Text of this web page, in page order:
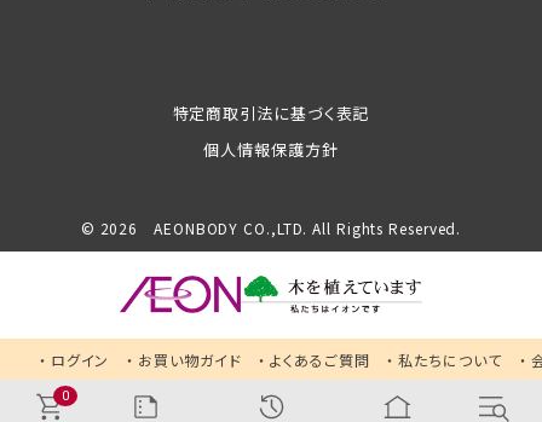
ログイン お買い物ガイド よくあるご質問 私たちについて
0
特定商取引法に基づく表記
個人情報保護方針
© 2026 AEONBODY CO.,LTD. All Rights Reserved.